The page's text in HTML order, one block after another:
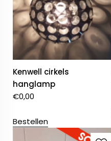
Kenwell cirkels
hanglamp
€0,00
Bestellen